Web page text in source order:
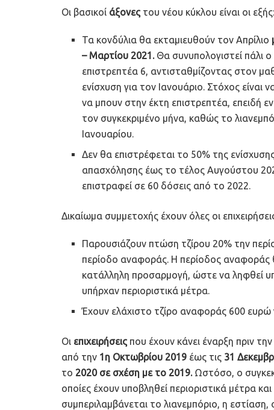
Οι βασικοί άξονες του νέου κύκλου είναι οι εξής:
Τα κονδύλια θα εκταμιευθούν τον Απρίλιο
– Μαρτίου 2021. Θα συνυπολογιστεί πάλι
επιστρεπτέα 6, αντισταθμίζοντας στον
ενίσχυση για τον Ιανουάριο. Στόχος
να μπουν στην έκτη επιστρεπτέα, επειδή
τον συγκεκριμένο μήνα, καθώς το
Ιανουαρίου.
Δεν θα επιστρέφεται το 50% της
απασχόλησης έως το τέλος Αυγούστου
επιστραφεί σε 60 δόσεις από το 2022.
Δικαίωμα συμμετοχής έχουν όλες οι
Παρουσιάζουν πτώση τζίρου 20% την
περίοδο αναφοράς. Η περίοδος αναφοράς
κατάλληλη προσαρμογή, ώστε να ληφθεί
υπήρχαν περιοριστικά μέτρα.
Έχουν ελάχιστο τζίρο αναφοράς 600 ευρώ
Οι επιχειρήσεις που έχουν κάνει έναρξη πριν την
από την 1η Οκτωβρίου 2019 έως τις 31
το 2020 σε σχέση με το 2019. Ωστόσο, ο
οποίες έχουν υποβληθεί περιοριστικά μέτρα
συμπεριλαμβάνεται το λιανεμπόριο, η